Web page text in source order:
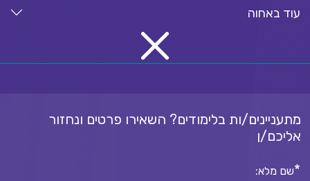
עוד באחוה
מתעניינים/ות בלימודים? השאירו פרטים ונחזור
אליכם/ן
שם מלא:*